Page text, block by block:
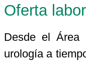
Oferta
Desde el Área
urología a